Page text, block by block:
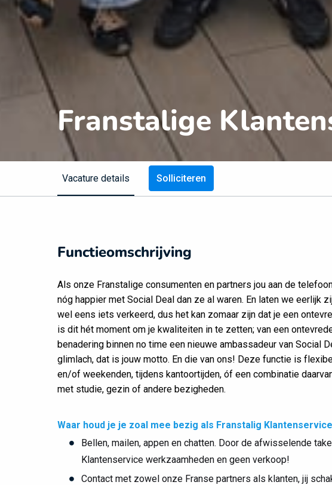
Franstalige
Vacature details Solliciteren
Functieomschrijving
Als onze Franstalige consumenten en partners jou aan de
nóg happier met Social Deal dan ze al waren. En laten we eerlijk
wel eens iets verkeerd, dus het kan zomaar zijn dat je een
is dit hét moment om je kwaliteiten in te zetten; van een
benadering binnen no time een nieuwe ambassadeur van Social
glimlach, dat is jouw motto. En die van ons! Deze functie is
en/of weekenden, tijdens kantoortijden, óf een combinatie
met studie, gezin of andere bezigheden.
Waar houd je je zoal mee bezig als Franstalig
Bellen, mailen, appen en chatten. Door de afwisselende
Klantenservice werkzaamheden en geen verkoop!
Contact met zowel onze Franse partners als klanten, jij